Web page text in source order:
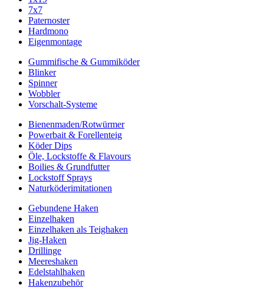
7x7
Paternoster
Hardmono
Eigenmontage
Gummifische & Gummiköder
Blinker
Spinner
Wobbler
Vorschalt-Systeme
Bienenmaden/Rotwürmer
Powerbait & Forellenteig
Köder Dips
Öle, Lockstoffe & Flavours
Boilies & Grundfutter
Lockstoff Sprays
Naturköderimitationen
Gebundene Haken
Einzelhaken
Einzelhaken als Teighaken
Jig-Haken
Drillinge
Meereshaken
Edelstahlhaken
Hakenzubehör